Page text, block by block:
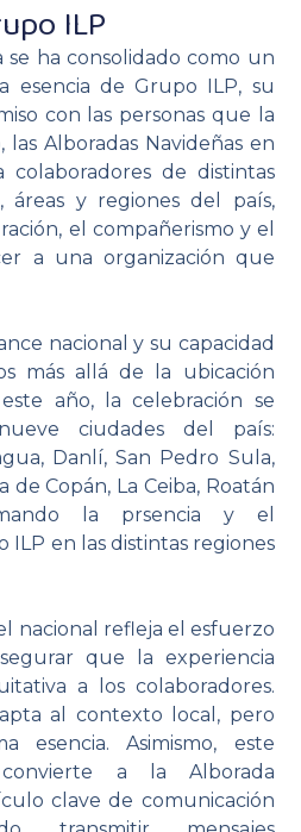
ILP
se ha consolidado como un
esencia de Grupo ILP, su
con las personas que la
las Alboradas Navideñas en
de distintas
áreas y regiones del país,
el compañerismo y el
a una organización que
nacional y su capacidad
más allá de la ubicación
año, la celebración se
ciudades del país:
Danlí, San Pedro Sula,
de Copán, La Ceiba, Roatán
la prsencia y el
ILP en las distintas regiones
nacional refleja el esfuerzo
que la experiencia
a los colaboradores.
al contexto local, pero
esencia. Asimismo, este
a la Alborada
clave de comunicación